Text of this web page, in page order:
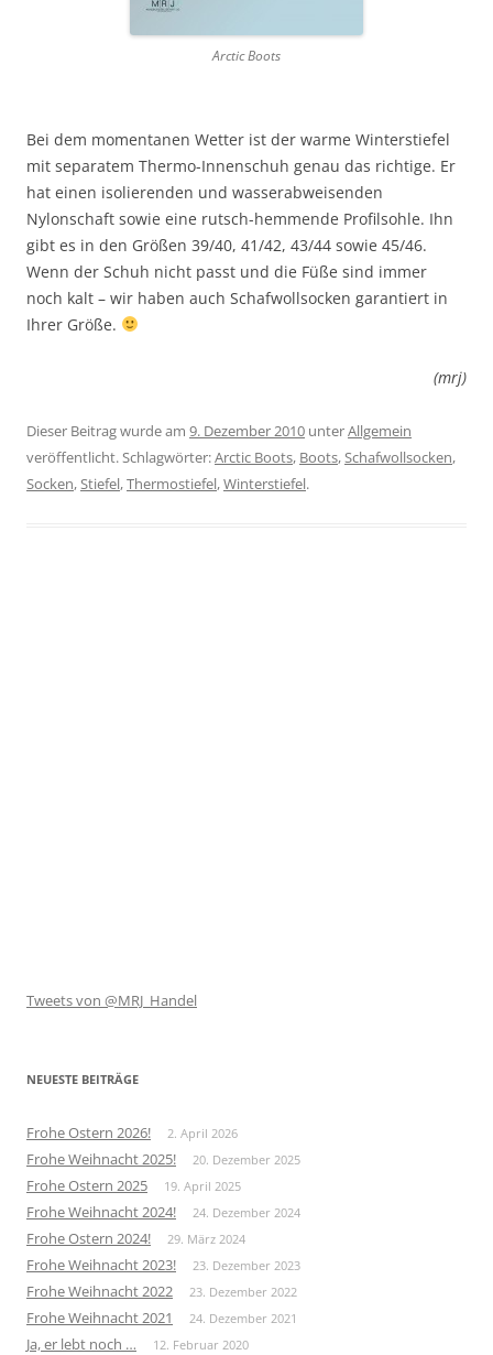
Arctic Boots
Bei dem momentanen Wetter ist der warme Winterstiefel
mit separatem Thermo-Innenschuh genau das richtige. Er
hat einen isolierenden und wasserabweisenden
Nylonschaft sowie eine rutsch-hemmende Profilsohle. Ihn
gibt es in den Größen 39/40, 41/42, 43/44 sowie 45/46.
Wenn der Schuh nicht passt und die Füße sind immer
noch kalt – wir haben auch Schafwollsocken garantiert in
Ihrer Größe.
(mrj)
Dieser Beitrag wurde am 9. Dezember 2010 unterAllgemein
veröffentlicht. Schlagwörter:Arctic Boots, Boots,Schafwollsocken,
Socken,Stiefel,Thermostiefel,Winterstiefel.
Tweets von @MRJ_Handel
NEUESTE BEITRÄGE
Frohe Ostern 2026! 2. April 2026
Frohe Weihnacht 2025! 20. Dezember 2025
Frohe Ostern 2025 19. April 2025
Frohe Weihnacht 2024! 24. Dezember 2024
Frohe Ostern 2024! 29. März 2024
Frohe Weihnacht 2023! 23. Dezember 2023
Frohe Weihnacht 2022 23. Dezember 2022
Frohe Weihnacht 2021 24. Dezember 2021
Ja, er lebt noch … 12. Februar 2020